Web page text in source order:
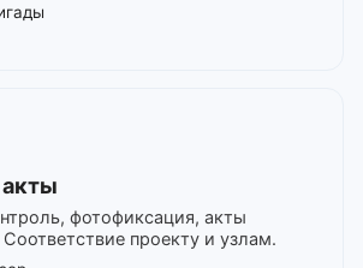
акты
фотофиксация, акты
проекту и узлам.